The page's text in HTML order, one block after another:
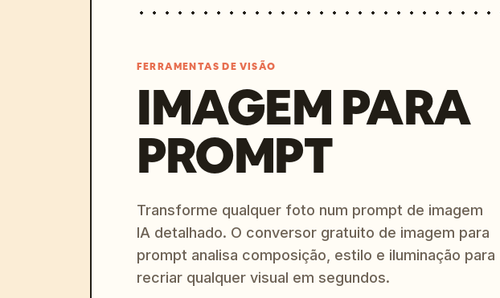
FERRAMENTAS DE VISÃO
IMAGEM PARA
PROMPT
Transforme qualquer foto num prompt de imagem
IA detalhado. O conversor gratuito de imagem para
prompt analisa composição, estilo e iluminação para
recriar qualquer visual em segundos.